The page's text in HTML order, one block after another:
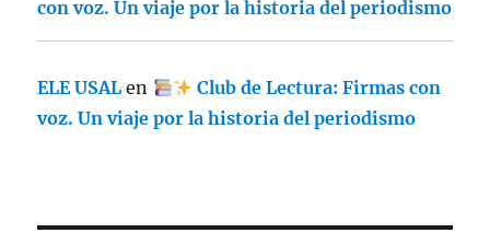
con voz. Un viaje por la historia del periodismo
ELE USAL en
Club de Lectura: Firmas con
voz. Un viaje por la historia del periodismo